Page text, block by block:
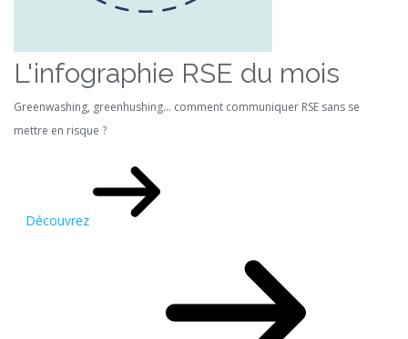
L'infographie RSE du mois
Greenwashing, greenhushing… comment communiquer RSE sans se
mettre en risque ?
Découvrez